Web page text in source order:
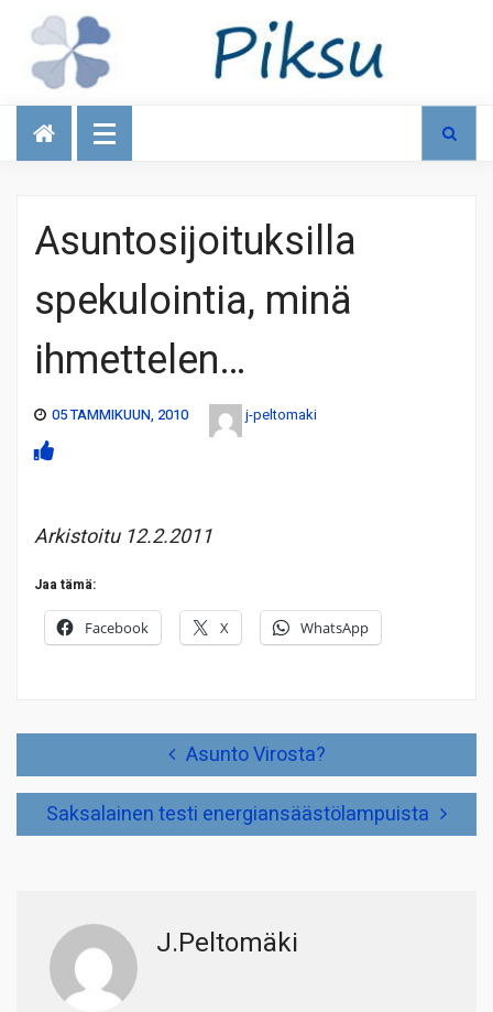
Talous
Asuntosijoituksilla
spekulointia, minä
ihmettelen…
05 TAMMIKUUN, 2010 j-peltomaki
Arkistoitu 12.2.2011
Jaa tämä:
Facebook X WhatsApp
Asunto Virosta?
Saksalainen testi energiansäästölampuista
J.Peltomäki